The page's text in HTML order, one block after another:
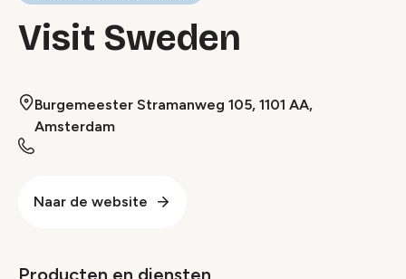
Visit Sweden
Burgemeester Stramanweg 105, 1101 AA,
Amsterdam
Naar de website
Producten en diensten